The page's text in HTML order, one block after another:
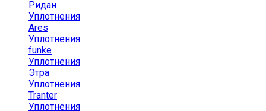
Ридан
Уплотнения
Ares
Уплотнения
funke
Уплотнения
Этра
Уплотнения
Tranter
Уплотнения